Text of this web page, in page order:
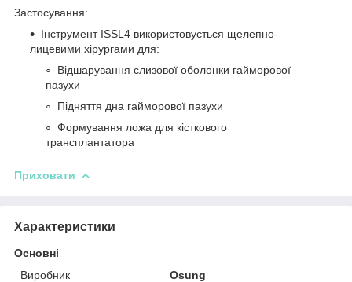
Застосування:
Інструмент ISSL4 використовується щелепно-
лицевими хірургами для:
Відшарування слизової оболонки гайморової
пазухи
Підняття дна гайморової пазухи
Формування ложа для кісткового
трансплантатора
Приховати
Характеристики
Основні
Виробник
Osung